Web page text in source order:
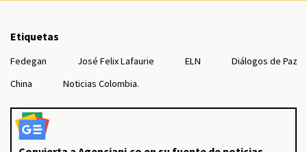
Etiquetas
Fedegan José Felix Lafaurie ELN
Diálogos de Paz
China
Noticias Colombia.